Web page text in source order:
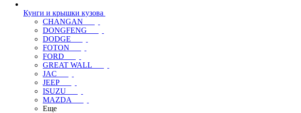
Кунги и крышки кузова
CHANGAN
DONGFENG
DODGE
FOTON
FORD
GREAT WALL
JAC
JEEP
ISUZU
MAZDA
Еще